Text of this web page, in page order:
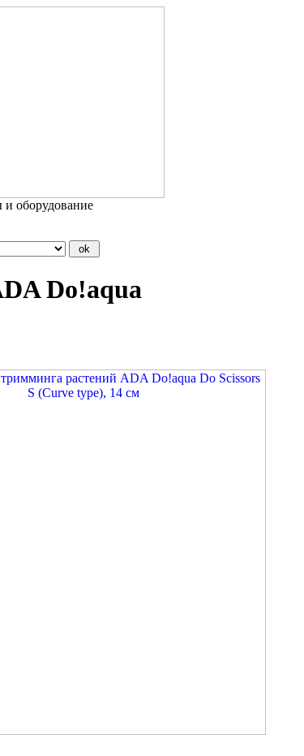
оборудование
Do!aqua